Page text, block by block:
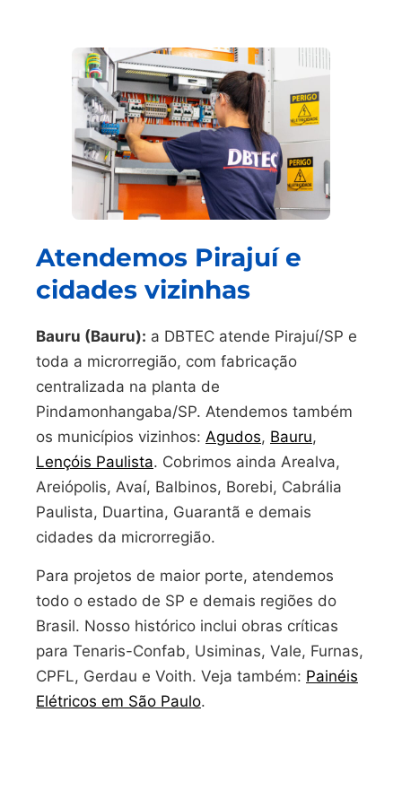
Atendemos Pirajuí e
cidades vizinhas
Bauru (Bauru): a DBTEC atende Pirajuí/SP e
toda a microrregião, com fabricação
centralizada na planta de
Pindamonhangaba/SP. Atendemos também
os municípios vizinhos: Agudos, Bauru,
Lençóis Paulista. Cobrimos ainda Arealva,
Areiópolis, Avaí, Balbinos, Borebi, Cabrália
Paulista, Duartina, Guarantã e demais
cidades da microrregião.
Para projetos de maior porte, atendemos
todo o estado de SP e demais regiões do
Brasil. Nosso histórico inclui obras críticas
para Tenaris-Confab, Usiminas, Vale, Furnas,
CPFL, Gerdau e Voith. Veja também: Painéis
Elétricos em São Paulo.